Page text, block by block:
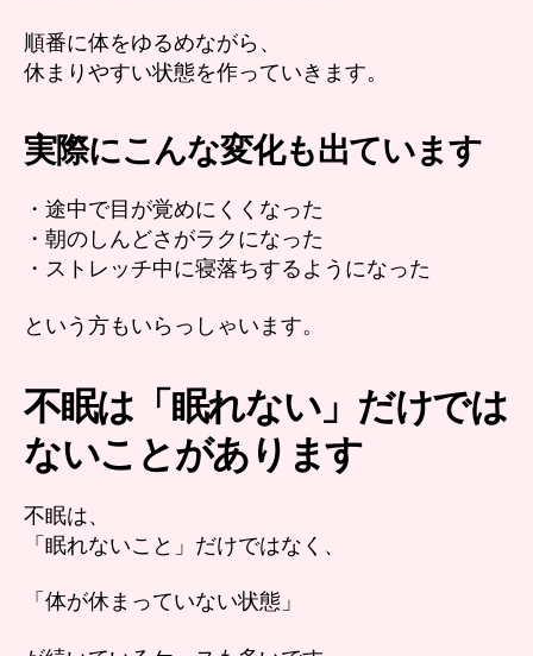
順番に体をゆるめながら、
休まりやすい状態を作っていきます。
実際にこんな変化も出ています
・途中で目が覚めにくくなった
・朝のしんどさがラクになった
・ストレッチ中に寝落ちするようになった
という方もいらっしゃいます。
不眠は「眠れない」だけでは
ないことがあります
不眠は、
「眠れないこと」だけではなく、
「体が休まっていない状態」